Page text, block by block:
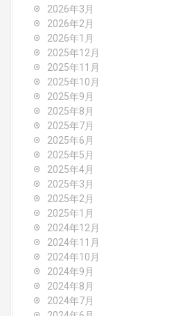
2026年3月
2026年2月
2026年1月
2025年12月
2025年11月
2025年10月
2025年9月
2025年8月
2025年7月
2025年6月
2025年5月
2025年4月
2025年3月
2025年2月
2025年1月
2024年12月
2024年11月
2024年10月
2024年9月
2024年8月
2024年7月